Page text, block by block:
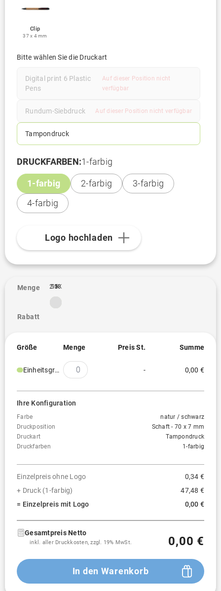
Clip
37 x 4 mm
Bitte wählen Sie die Druckart
Digital print 6 Plastic
Pens
Auf dieser Position nicht
verfügbar
Rundum-Siebdruck Auf dieser Position nicht verfügbar
Tampondruck
DRUCKFARBEN:1-farbig
1-farbig 2-farbig
3-farbig
4-farbig
Logo hochladen
Menge
Rabatt
1
500
1K
2.5K
Größe Menge Preis St. Summe
Einheitsgröße - 0,00 €
Ihre Konfiguration
Farbe
natur / schwarz
Druckposition
Schaft - 70 x 7 mm
Druckart
Tampondruck
Druckfarben
1-farbig
Einzelpreis ohne Logo
0,34 €
+ Druck (1-farbig)
47,48 €
= Einzelpreis mit Logo
0,00 €
Gesamtpreis Netto
inkl. aller Druckkosten, zzgl. 19% MwSt. 0,00 €
In den Warenkorb